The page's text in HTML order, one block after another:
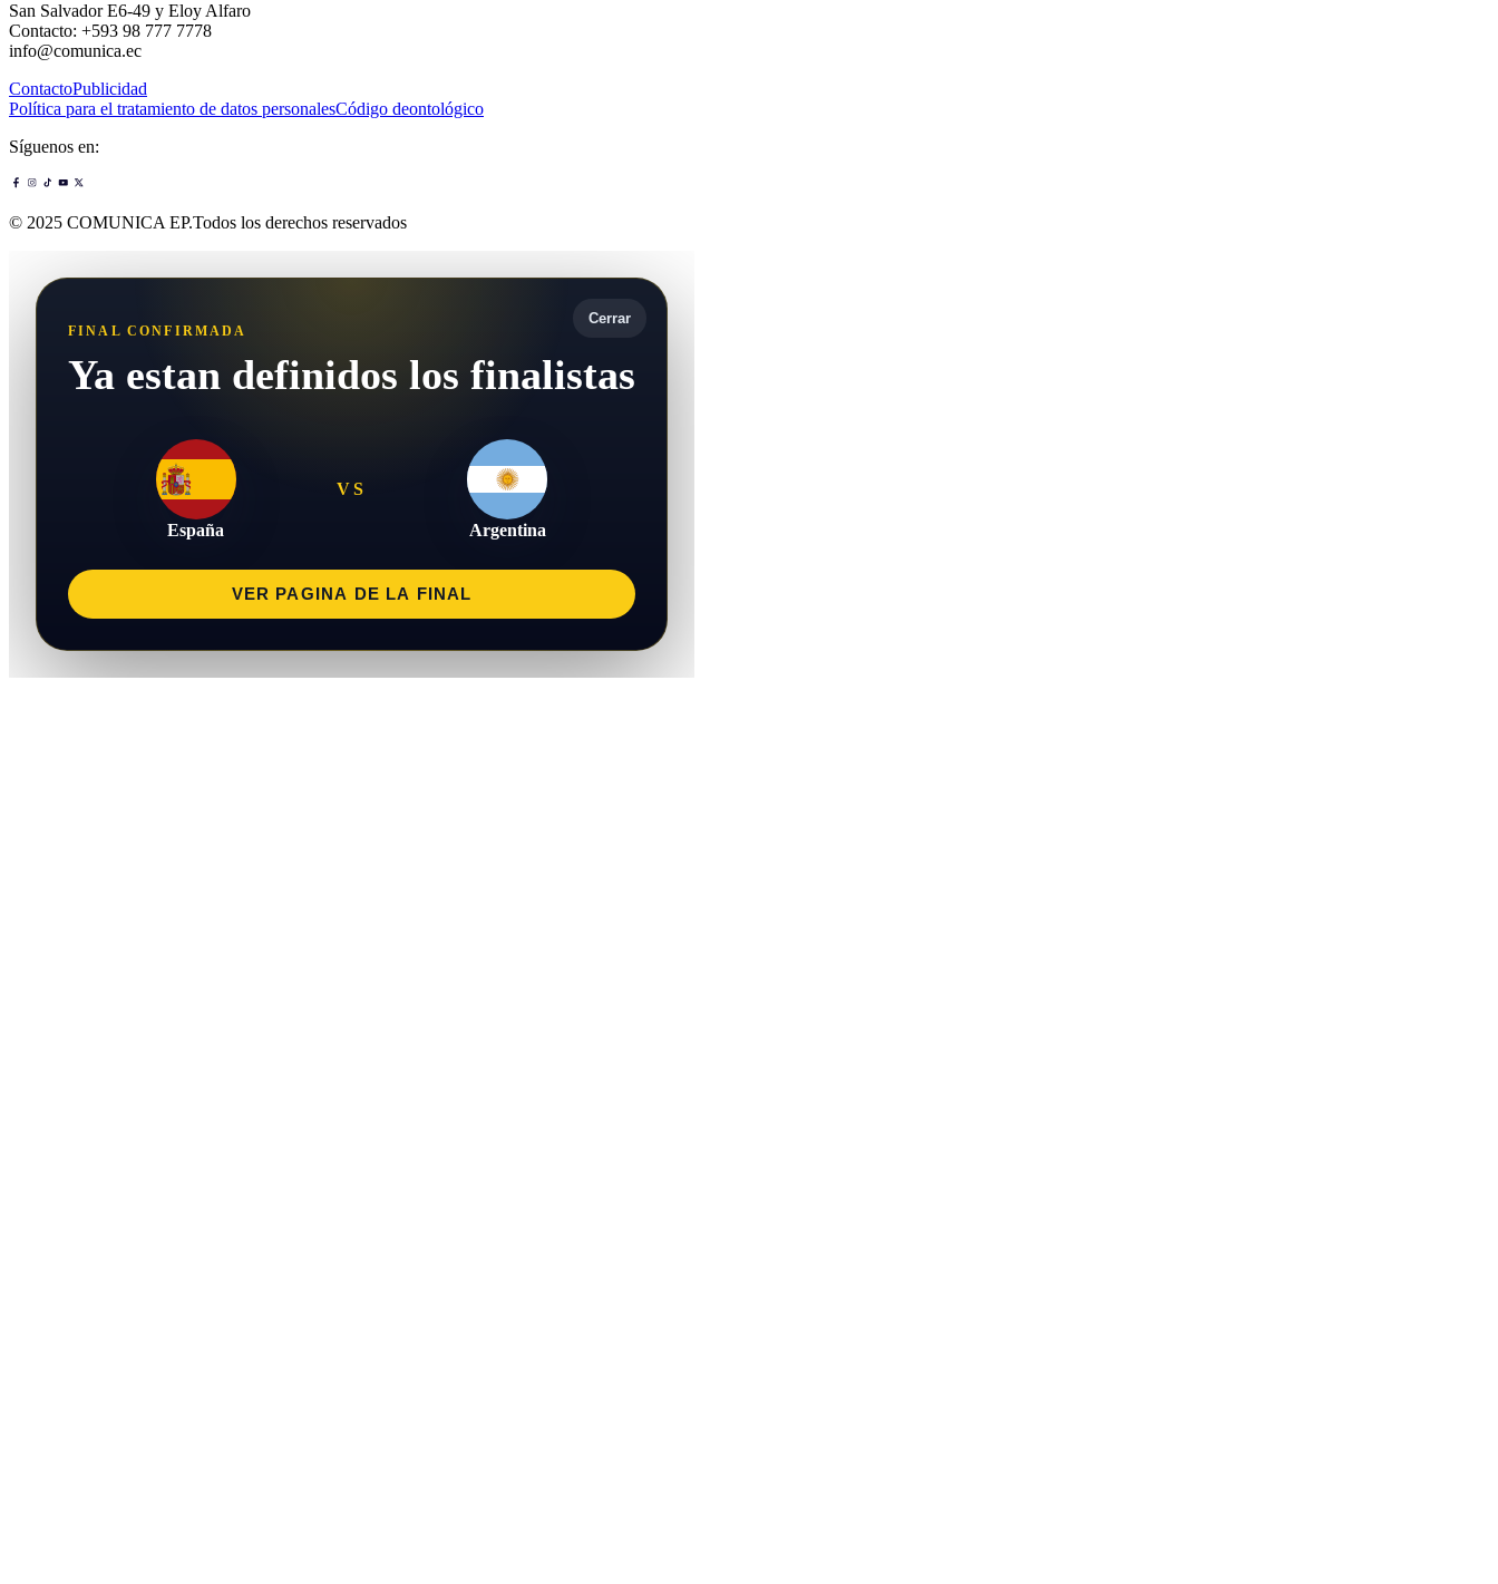
San Salvador E6-49 y Eloy Alfaro
Contacto: +593 98 777 7778
info@comunica.ec
ContactoPublicidad
Política para el tratamiento de datos personalesCódigo deontológico
Síguenos en:
© 2025 COMUNICA EP.Todos los derechos reservados
Cerrar
FINAL CONFIRMADA
Ya estan definidos los finalistas
España
VS
Argentina
VER PAGINA DE LA FINAL